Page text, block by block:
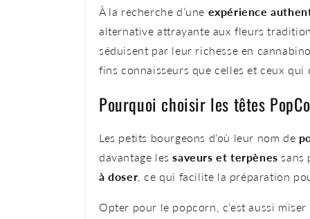
À la recherche d’une expérience
alternative attrayante aux fleurs
séduisent par leur richesse en
fins connaisseurs que celles et ceux qui
Pourquoi choisir les têtes
Les petits bourgeons d’où leur nom de
davantage les saveurs et terpènes sans
à doser , ce qui facilite la préparation
Opter pour le popcorn, c’est aussi miser